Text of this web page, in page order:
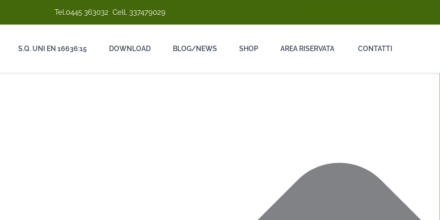
Tel.0445 363032 Cell. 337479029
S.Q. UNI EN 16636:15 DOWNLOAD BLOG/NEWS SHOP AREA RISERVATA CONTATTI